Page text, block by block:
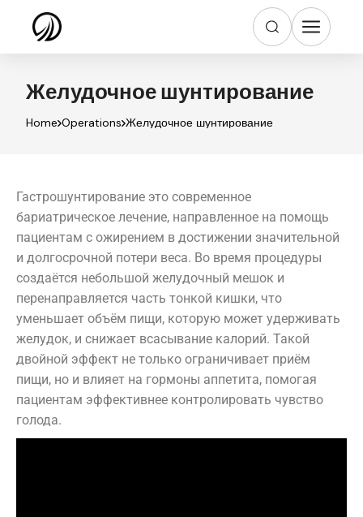
Желудочное шунтирование
Home Operations Желудочное шунтирование
Гастрошунтирование это современное
бариатрическое лечение, направленное на помощь
пациентам с ожирением в достижении значительной
и долгосрочной потери веса. Во время процедуры
создаётся небольшой желудочный мешок и
перенаправляется часть тонкой кишки, что
уменьшает объём пищи, которую может удерживать
желудок, и снижает всасывание калорий. Такой
двойной эффект не только ограничивает приём
пищи, но и влияет на гормоны аппетита, помогая
пациентам эффективнее контролировать чувство
голода.